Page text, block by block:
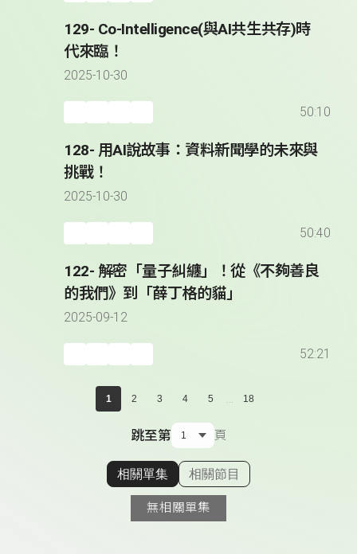
129- Co-Intelligence(與AI共生共存)時
代來臨！
2025-10-30
50:10
128- 用AI說故事：資料新聞學的未來與
挑戰！
2025-10-30
50:40
122- 解密「量子糾纏」！從《不夠善良
的我們》到「薛丁格的貓」
2025-09-12
52:21
1 2 3 4 5 ... 18
跳至第 頁
顯示相關單集
相關單集 相關節目
無相關單集